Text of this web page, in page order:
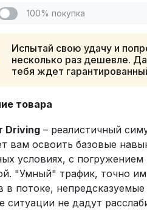
100% покупка
Испытай свою удачу и
несколько раз дешевле.
тебя ждет
товара
Driving – реалистичный
вам освоить базовые
условиях, с
"Умный" трафик, точно
в потоке,
ситуации не дадут